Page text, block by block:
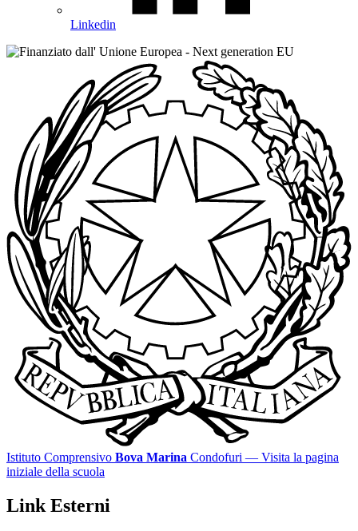
Linkedin
Istituto Comprensivo Bova Marina Condofuri — Visita la pagina
iniziale della scuola
Link Esterni